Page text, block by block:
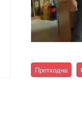
Претходна